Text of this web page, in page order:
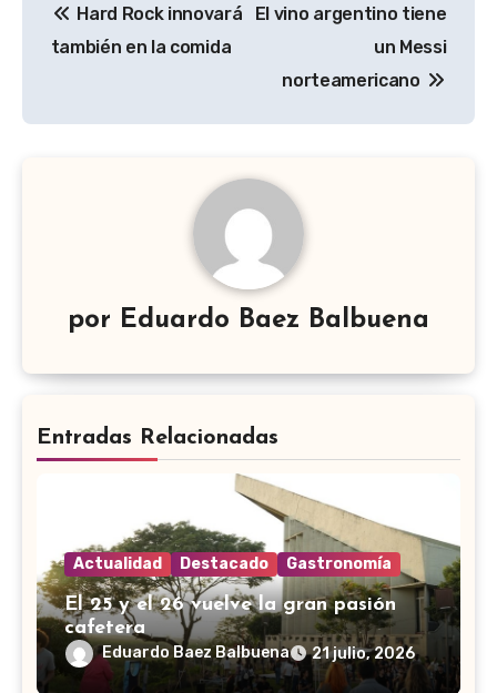
de
Hard Rock innovará
también en la comida
El vino argentino tiene
un Messi
norteamericano
por Eduardo Baez Balbuena
Entradas Relacionadas
Actualidad Destacado Gastronomía
El 25 y el 26 vuelve la gran pasión
cafetera
Eduardo Baez Balbuena 21 julio, 2026